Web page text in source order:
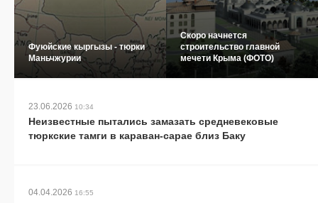
Фуюйские кыргызы - тюрки
Маньчжурии
Скоро начнется
строительство главной
мечети Крыма (ФОТО)
23.06.2026 10:34
Неизвестные пытались замазать средневековые
тюркские тамги в караван-сарае близ Баку
04.04.2026 16:55